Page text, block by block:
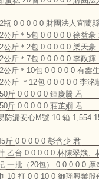
瓶 0 0 0 0 0 財團法人宜蘭
公斤＊5包 0 0 0 0 0 徐益豪
公斤＊2包 0 0 0 0 0 樂天豪
公斤＊7包 0 0 0 0 0 李政輝
公斤＊10包 0 0 0 0 0 有鑫
公斤 ＊12包 0 0 0 0 0 李洺
斤 0 0 0 0 0 鍾慶騰 君
斤 0 0 0 0 0 莊芷嫺 君
防漏安心M號 10 箱 1,554
斤 0 0 0 0 0 彭含少 君
乙台 0 0 0 0 0 林陳翠娥、
一批（20包） 0 0 0 0 0 摩
10 打 0 0 10 0 御翔興業股